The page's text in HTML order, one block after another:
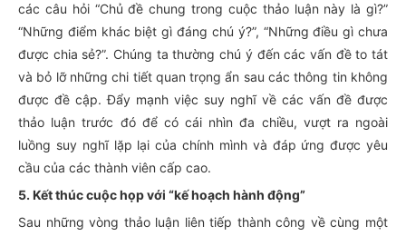
các câu hỏi “Chủ đề chung trong cuộc thảo luận này là gì?”
“Những điểm khác biệt gì đáng chú ý?”, “Những điều gì chưa
được chia sẻ?”. Chúng ta thường chú ý đến các vấn đề to tát
và bỏ lỡ những chi tiết quan trọng ẩn sau các thông tin không
được đề cập. Đẩy mạnh việc suy nghĩ về các vấn đề được
thảo luận trước đó để có cái nhìn đa chiều, vượt ra ngoài
luồng suy nghĩ lặp lại của chính mình và đáp ứng được yêu
cầu của các thành viên cấp cao.
5. Kết thúc cuộc họp với “kế hoạch hành động”
Sau những vòng thảo luận liên tiếp thành công về cùng một